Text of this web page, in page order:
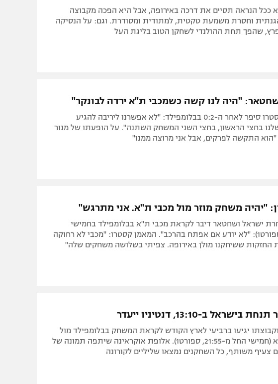
ככל הנראה תסיים את דרכה באירופה, אבל היא הפכה מקבוצה
וחסרת משמעת טקטית, למתודית ומסודרת. וגם: על הנסיקה
שהפך תחת ההולנדי לשחקן הטוב בליגת העל
"היה לנו קשה כשמכבי ת"א ירדה לבונקר"
לואיס קסטרו סיפר לאחר ה-0:2 בבלומפילד: "לא אפשרנו ליריבה להגיע
בחצי הראשון, בחצי השני המשחק השתנה". על הופעתו של מנור
"הוא התקשה לפרקים, אבל אני מרוצה ממנו"
"יהיה משחק מוזר מול מכבי ת"א. אני מתרגש"
ישראל ושחטאר דיבר לקראת מכבי ת"א בבלומפילד בחמישי
(21:55, ספורט1): "לא יודע אם אפתח בהרכב". המאמן קסטרו: "מכבי לא רחוקה
החזקות ששיחקנו מולן באירופה. צפיתי בשלושה משחקים שלה"
בישראל ב-13:10, דנטיניו ייעדר
וקבוצתו יגיעו ברביעי לארץ הקודש לקראת המשחק בבלומפילד מול
מכבי ת"א (חמישי החל מ-21:55, ספורט1). אלופת אוקראינה שיתפה תמונה של
צעיף משותף, כל השחקנים נמצאו שליליים לקורונה